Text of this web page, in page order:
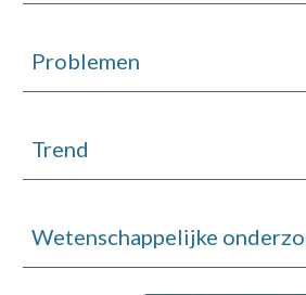
Problemen
Trend
Wetenschappelijke